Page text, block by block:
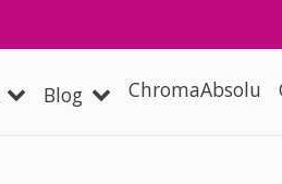
Blog ChromaAbsolu